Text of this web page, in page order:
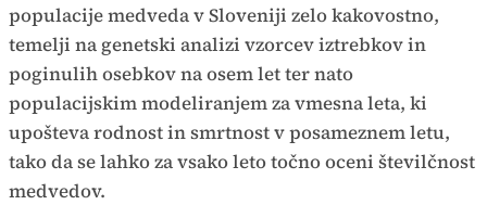
populacije medveda v Sloveniji zelo kakovostno,
temelji na genetski analizi vzorcev iztrebkov in
poginulih osebkov na osem let ter nato
populacijskim modeliranjem za vmesna leta, ki
upošteva rodnost in smrtnost v posameznem letu,
tako da se lahko za vsako leto točno oceni številčnost
medvedov.